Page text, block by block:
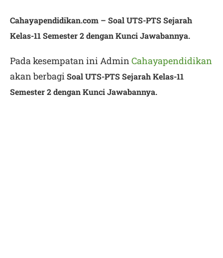
Cahayapendidikan.com – Soal UTS-PTS Sejarah
Kelas-11 Semester 2 dengan Kunci Jawabannya.
Pada kesempatan ini AdminCahayapendidikan
akan berbagiSoal UTS-PTS Sejarah Kelas-11
Semester 2 dengan Kunci Jawabannya.